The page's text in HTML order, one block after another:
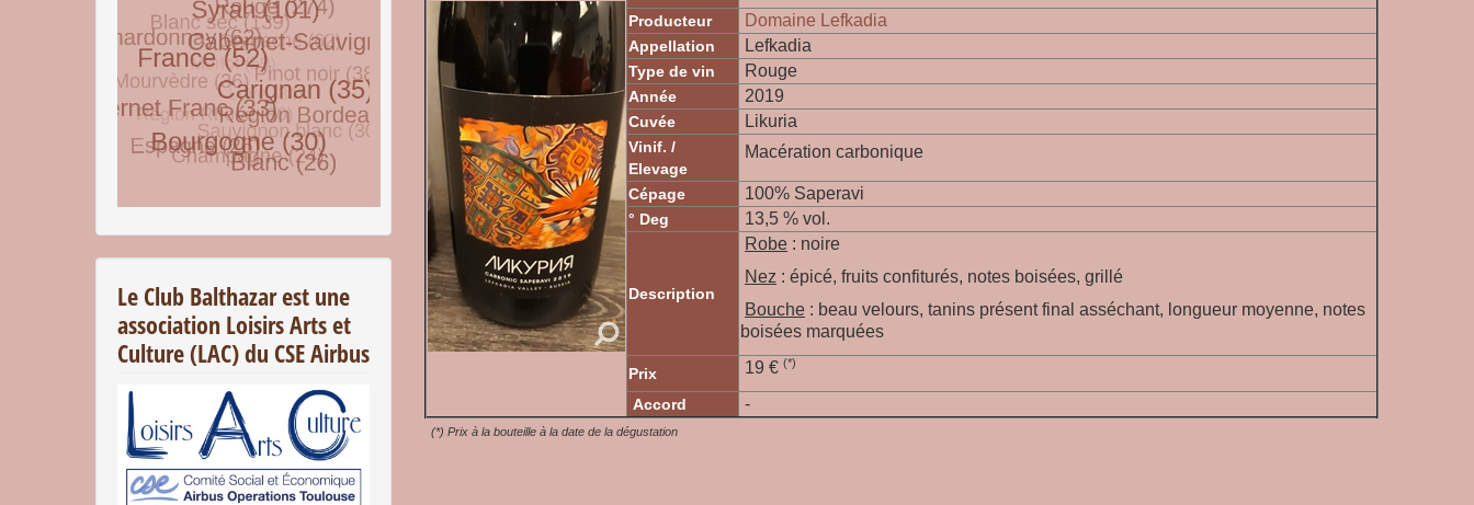
Le Club Balthazar est une
association Loisirs Arts et
Culture (LAC) du CSE Airbus
Producteur Domaine Lefkadia
Appellation Lefkadia
Type de vin Rouge
Année 2019
Cuvée Likuria
Vinif. /
Elevage
Macération carbonique
Cépage 100% Saperavi
° Deg 13,5 % vol.
Description
Robe : noire
Nez : épicé, fruits confiturés, notes boisées, grillé
Bouche : beau velours, tanins présent final asséchant, longueur moyenne, notes
boisées marquées
Prix 19 € (*)
Accord -
(*) Prix à la bouteille à la date de la dégustation